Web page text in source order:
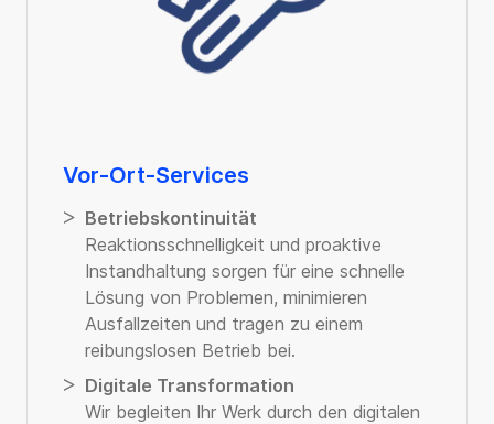
Vor-Ort-Services
Betriebskontinuität
Reaktionsschnelligkeit und proaktive
Instandhaltung sorgen für eine schnelle
Lösung von Problemen, minimieren
Ausfallzeiten und tragen zu einem
reibungslosen Betrieb bei.
Digitale Transformation
Wir begleiten Ihr Werk durch den digitalen